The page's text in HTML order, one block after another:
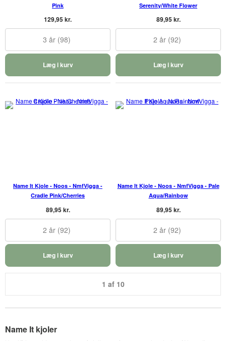
Pink
129,95 kr.
3 år (98)
Læg i kurv
Serenity/White Flower
89,95 kr.
2 år (92)
Læg i kurv
Name It Kjole - Noos - NmfVigga -
Cradle Pink/Cherries
89,95 kr.
2 år (92)
Læg i kurv
Name It Kjole - Noos - NmfVigga - Pale
Aqua/Rainbow
89,95 kr.
2 år (92)
Læg i kurv
1 af 10
Name It kjoler